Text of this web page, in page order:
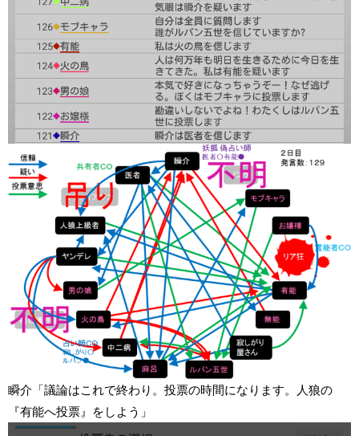
瞬介「議論はこれで終わり。投票の時間になります。人狼の
『有能へ投票』をしよう」